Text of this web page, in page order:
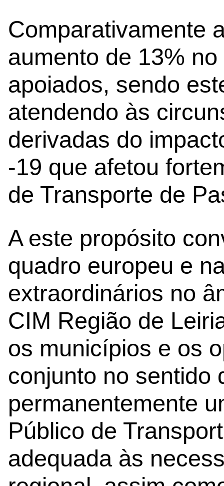
Comparativamente
aumento de 13%
apoiados, sendo
atendendo às
derivadas do
-19 que afetou
de Transporte de
A este propósito
quadro europeu e
extraordinários no
CIM Região de
os municípios e os
conjunto no sentido
permanentemente
Público de
adequada às